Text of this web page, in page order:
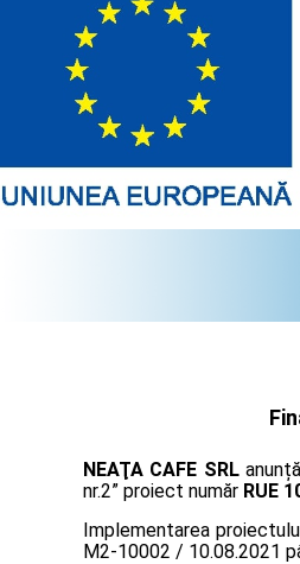
NEAŢA CAFE SRL
nr.2” proiect număr RUE
Implementarea
M2-10002 / 10.08.2021